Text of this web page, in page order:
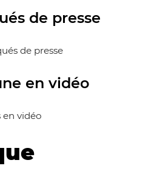
de presse
de presse
en vidéo
en vidéo